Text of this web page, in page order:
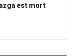
est mort